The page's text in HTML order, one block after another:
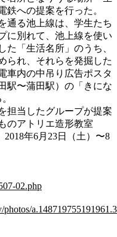
鉄への提案を行った。
通る池上線は、学生たち
に別れて、池上線を使い
た「生活名所」のうち、
られ、それらを発掘した
車内の中吊り広告ポスタ
駅〜蒲田駅）の「きにな
担当したグループが提案
のアトリエ造形教室
年6月23日（土）〜8
02.php